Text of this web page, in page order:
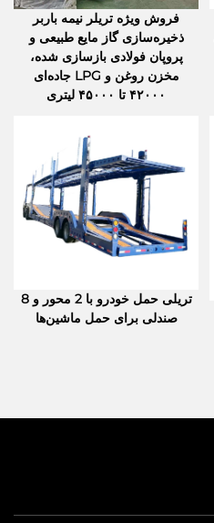
فروش ویژه تریلر نیمه باربر
ذخیره‌سازی گاز مایع طبیعی و
پروپان فولادی بازسازی شده،
مخزن روغن و LPG جاده‌ای
۴۲۰۰۰ تا ۴۵۰۰۰ لیتری
تریلی حمل خودرو با 2 محور و 8
صندلی برای حمل ماشین‌ها